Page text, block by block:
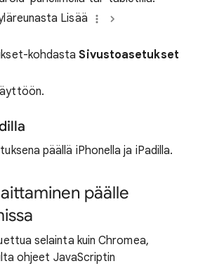
Lisää
kohdastaSivustoasetukset
päällä iPhonella ja iPadilla.
päälle
selainta kuin Chromea,
ohjeet JavaScriptin